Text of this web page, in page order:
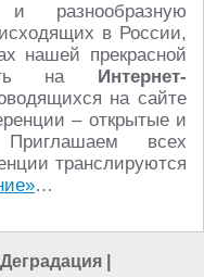
разнообразную
в России,
нашей прекрасной
на Интернет-
на сайте
– открытые и
всех
транслируются
…
Деградация